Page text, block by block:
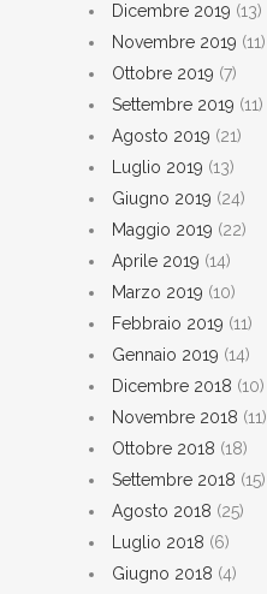
Dicembre 2019 (13)
Novembre 2019 (11)
Ottobre 2019 (7)
Settembre 2019 (11)
Agosto 2019 (21)
Luglio 2019 (13)
Giugno 2019 (24)
Maggio 2019 (22)
Aprile 2019 (14)
Marzo 2019 (10)
Febbraio 2019 (11)
Gennaio 2019 (14)
Dicembre 2018 (10)
Novembre 2018 (11)
Ottobre 2018 (18)
Settembre 2018 (15)
Agosto 2018 (25)
Luglio 2018 (6)
Giugno 2018 (4)